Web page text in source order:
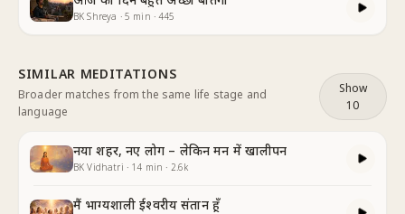
BK Shreya · 5 min ·445
SIMILAR MEDITATIONS
Broader matches from the same life stage and
language
Show
10
नया शहर, नए लोग – लेकिन मन में खालीपन
BK Vidhatri · 14 min · 2.6k
मैं भाग्यशाली ईश्वरीय संतान हूँ